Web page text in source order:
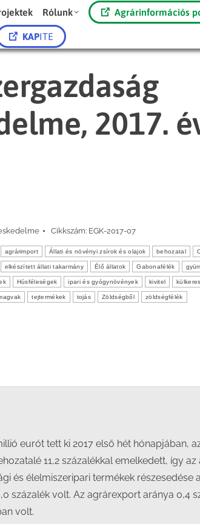
Rólunk Agrárinformációs
KAPITE
2017.
Cikkszám: EGK-2017-07
agrárimport Állati és növényi zsírok és olajok behozatal
elkészített állati takarmány Élő állatok Gabonafélék
Húsféleségek ipari és gyógynövények kivitel
tejtermékek tojás Zöldségből zöldségfélék
eurót tett ki 2017 első hét hónapjában,
11,2 százalékkal emelkedett, így az
és élelmiszeripari termékek részesedése
százalék volt. Az agrárexport aránya 0,4
volt.